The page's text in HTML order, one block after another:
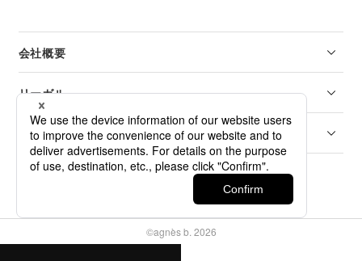
会社概要
リーガル
カスタマーサービス
©agnès b. 2026